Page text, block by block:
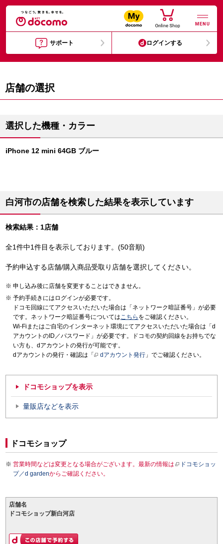
MENU
サポート ログインする
店舗の選択
選択した機種・カラー
iPhone 12 mini 64GB ブルー
白河市の店舗を検索した結果を表示しています
検索結果：1店舗
全1件中1件目を表示しております。(50音順)
予約申込する店舗/購入商品受取り店舗を選択してください。
申し込み後に店舗を変更することはできません。
予約手続きにはログインが必要です。
ドコモ回線にてアクセスいただいた場合は「ネットワーク暗証番号」が必要
です。ネットワーク暗証番号についてはこちら をご確認ください。
Wi-Fiまたはご自宅のインターネット環境にてアクセスいただいた場合は「d
アカウントのID／パスワード」が必要です。ドコモの契約回線をお持ちでな
い方も、dアカウントの発行が可能です。
dアカウントの発行・確認は「
dアカウント発行 」でご確認ください。
ドコモショップを表示
量販店などを表示
ドコモショップ
営業時間などは変更となる場合がございます。最新の情報は
ドコモショッ
プ／d gardenからご確認ください。
店舗名
ドコモショップ新白河店